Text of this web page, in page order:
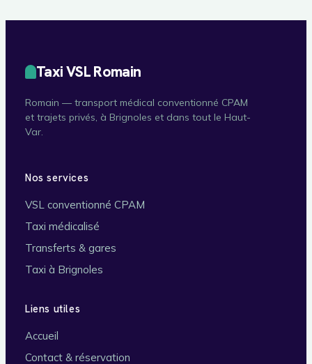
Taxi VSL Romain
Romain — transport médical conventionné CPAM
et trajets privés, à Brignoles et dans tout le Haut-
Var.
Nos services
VSL conventionné CPAM
Taxi médicalisé
Transferts & gares
Taxi à Brignoles
Liens utiles
Accueil
Contact & réservation